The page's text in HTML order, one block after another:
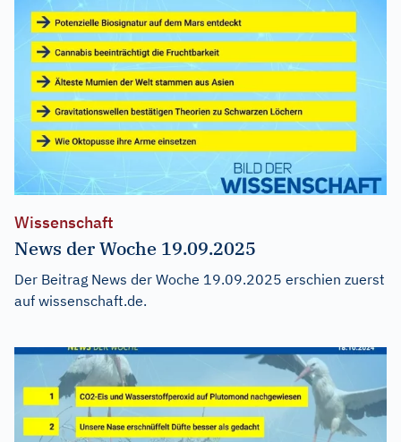
Wissenschaft
News der Woche 19.09.2025
Der Beitrag News der Woche 19.09.2025 erschien zuerst
auf wissenschaft.de.